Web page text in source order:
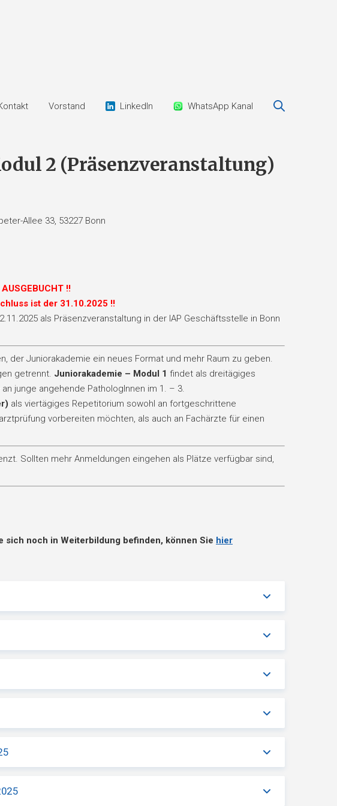
Vorstand LinkedIn WhatsApp Kanal
2 (Präsenzveranstaltung)
Allee 33, 53227 Bonn
AUSGEBUCHT !!
ist der 31.10.2025 !!
als Präsenzveranstaltung in der IAP Geschäftsstelle in Bonn
der Juniorakademie ein neues Format und mehr Raum zu geben.
getrennt. Juniorakademie – Modul 1 findet als dreitägiges
junge angehende PathologInnen im 1. – 3.
als viertägiges Repetitorium sowohl an fortgeschrittene
vorbereiten möchten, als auch an Fachärzte für einen
Sollten mehr Anmeldungen eingehen als Plätze verfügbar sind,
sich noch in Weiterbildung befinden, können Sie hier